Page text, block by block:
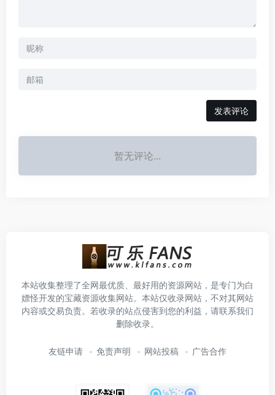
发表评论
暂无评论...
本站收集整理了全网最优质、最好用的资源网站，是专门为白
嫖怪开发的宝藏资源收集网站。本站仅收录网站，不对其网站
内容或交易负责。若收录的站点侵害到您的利益，请联系我们
删除收录。
友链申请 免责声明 网站投稿 广告合作